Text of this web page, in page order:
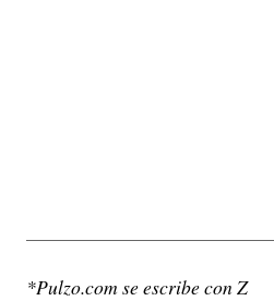
*Pulzo.com se escribe con Z